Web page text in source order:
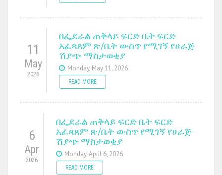
11
May
2026
በፌደራል ጠቅላይ ፍርድ ቤት ፍርድ
አፈጻጸም ጽ/ቤት ውስጥ የሚገኝ የሀራጅ
ሽያጭ ማስታወቂያ
Monday, May 11, 2026
READ MORE
6
Apr
2026
በፌደራል ጠቅላይ ፍርድ ቤት ፍርድ
አፈጻጸም ጽ/ቤት ውስጥ የሚገኝ የሀራጅ
ሽያጭ ማስታወቂያ
Monday, April 6, 2026
READ MORE